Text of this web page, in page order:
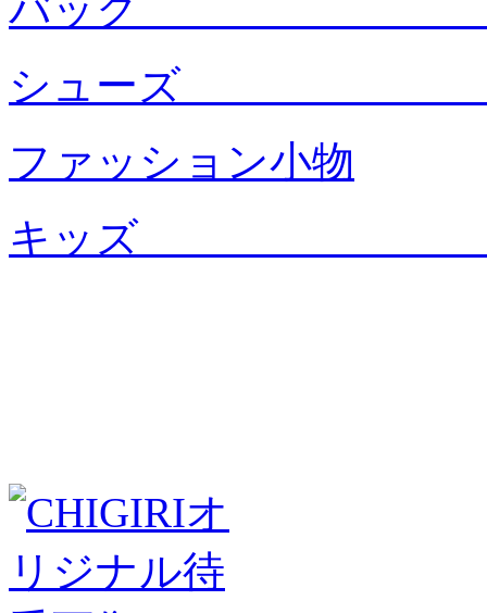
シュー
ファッション小物
キッ